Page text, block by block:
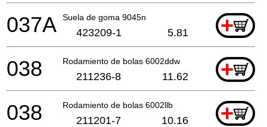
Suela de goma 9045n +
037A 423209-1 5.81
Rodamiento de bolas 6002ddw +
038 211236-8 11.62
Rodamiento de bolas 6002llb +
038 211201-7 10.16